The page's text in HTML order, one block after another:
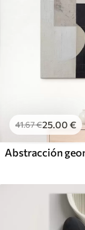
41.67€25.00 €
Abstracción